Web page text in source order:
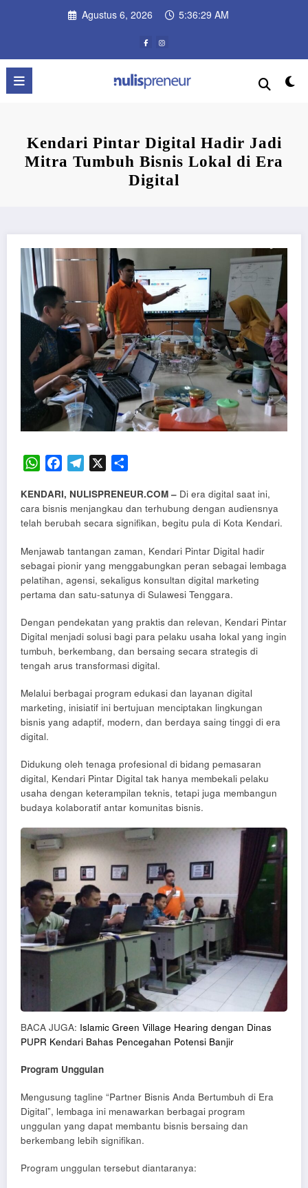
Agustus 6, 2026 5:36:30 AM
Kendari Pintar Digital Hadir Jadi
Mitra Tumbuh Bisnis Lokal di Era
Digital
WhatsAppFacebookTelegram
KENDARI, NULISPRENEUR.COM – Di era digital saat ini,
cara bisnis menjangkau dan terhubung dengan audiensnya
telah berubah secara signifikan, begitu pula di Kota Kendari.
Menjawab tantangan zaman, Kendari Pintar Digital hadir
sebagai pionir yang menggabungkan peran sebagai lembaga
pelatihan, agensi, sekaligus konsultan digital marketing
pertama dan satu-satunya di Sulawesi Tenggara.
Dengan pendekatan yang praktis dan relevan, Kendari Pintar
Digital menjadi solusi bagi para pelaku usaha lokal yang ingin
tumbuh, berkembang, dan bersaing secara strategis di
tengah arus transformasi digital.
Melalui berbagai program edukasi dan layanan digital
marketing, inisiatif ini bertujuan menciptakan lingkungan
bisnis yang adaptif, modern, dan berdaya saing tinggi di era
digital.
Didukung oleh tenaga profesional di bidang pemasaran
digital, Kendari Pintar Digital tak hanya membekali pelaku
usaha dengan keterampilan teknis, tetapi juga membangun
budaya kolaboratif antar komunitas bisnis.
BACA JUGA: Islamic Green Village Hearing dengan Dinas
PUPR Kendari Bahas Pencegahan Potensi Banjir
Program Unggulan
Mengusung tagline “Partner Bisnis Anda Bertumbuh di Era
Digital”, lembaga ini menawarkan berbagai program
unggulan yang dapat membantu bisnis bersaing dan
berkembang lebih signifikan.
Program unggulan tersebut diantaranya: